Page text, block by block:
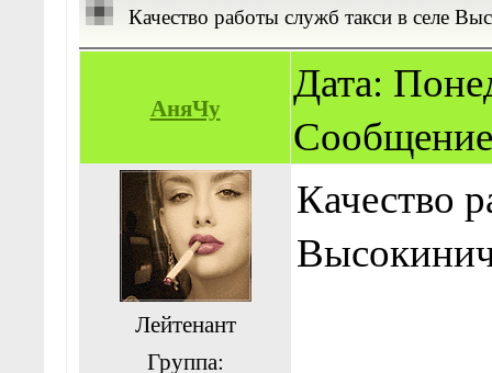
Качество работы служб такси в селе
АняЧу
Дата:
Лейтенант
Группа:
Качество